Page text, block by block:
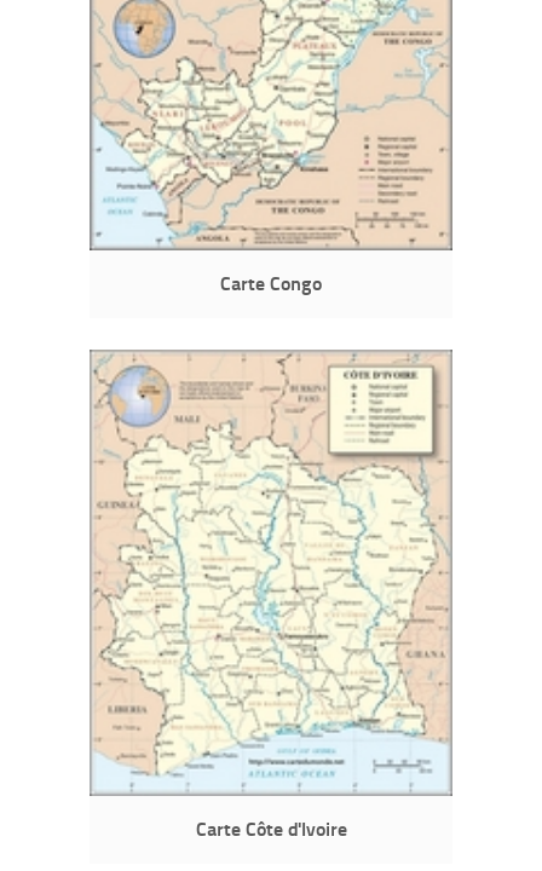
Carte Congo
Carte Côte d'Ivoire